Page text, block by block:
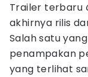
Trailer terbaru
akhirnya rilis
Salah satu
penampakan
yang terlihat